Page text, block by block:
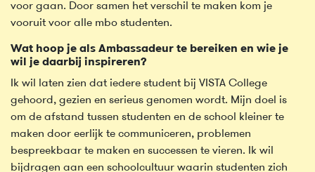
voor gaan. Door samen het verschil te maken kom je
vooruit voor alle mbo studenten.
Wat hoop je als Ambassadeur te bereiken en wie je
wil je daarbij inspireren?
Ik wil laten zien dat iedere student bij VISTA College
gehoord, gezien en serieus genomen wordt. Mijn doel is
om de afstand tussen studenten en de school kleiner te
maken door eerlijk te communiceren, problemen
bespreekbaar te maken en successen te vieren. Ik wil
bijdragen aan een schoolcultuur waarin studenten zich